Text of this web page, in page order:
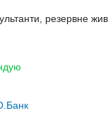
резервне